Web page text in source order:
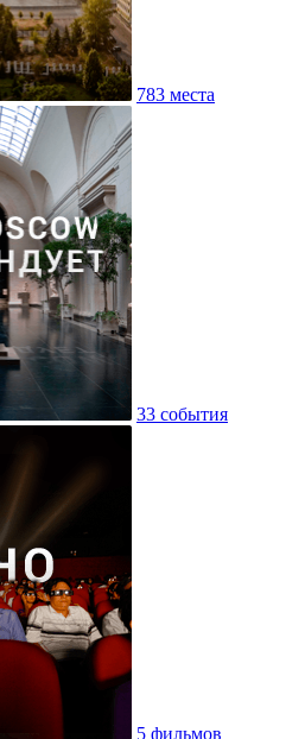
783 места
33 события
5 фильмов